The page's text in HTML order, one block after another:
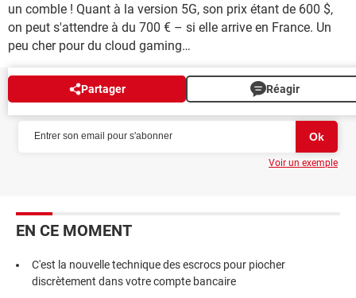
un comble ! Quant à la version 5G, son prix étant de 600 $,
on peut s'attendre à du 700 € – si elle arrive en France. Un
peu cher pour du cloud gaming…
Partager Réagir
NEWSLETTER
Voir un exemple
EN CE MOMENT
C'est la nouvelle technique des escrocs pour piocher
discrètement dans votre compte bancaire